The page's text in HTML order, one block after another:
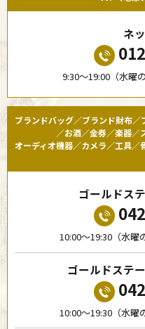
ネ
9:30〜19:00（水曜
ブランドバッグ／ブランド財布
／お酒／金券／楽器／
オーディオ機器／カメラ／工具
ゴールドス
10:00〜19:30（水曜
ゴールドステ
10:00〜19:30（水曜